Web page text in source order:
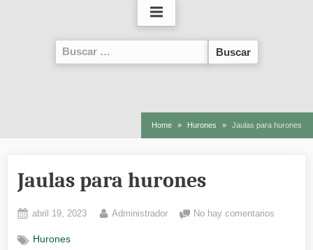
Buscar:
Home Hurones Jaulas para hurones
Jaulas para hurones
Posted
abril 19, 2023 By
Administrador No hay comentarios
Hurones